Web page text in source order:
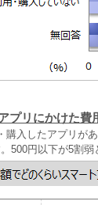
プリにかけた費
購入したアプリが
500円以下が5割